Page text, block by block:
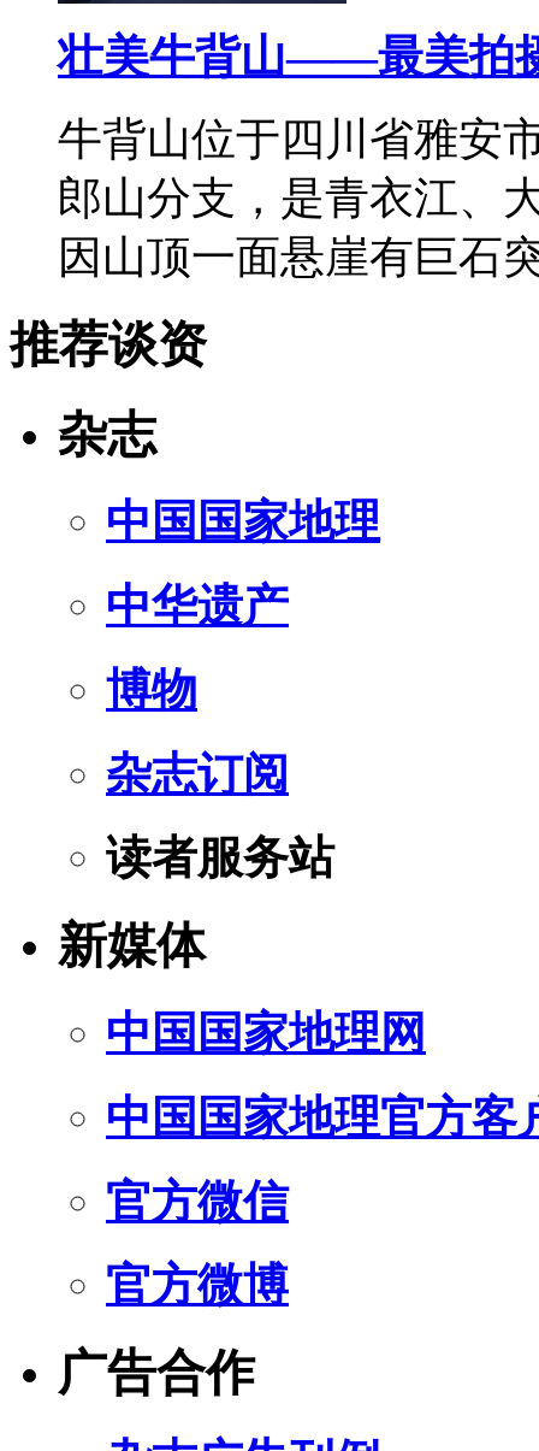
壮美牛背山——最美拍
牛背山位于四川省雅安
郎山分支，是青衣江、
因山顶一面悬崖有巨
推荐谈资
杂志
中国国家地理
中华遗产
博物
杂志订阅
读者服务站
新媒体
中国国家地理网
中国国家地理官方客
官方微信
官方微博
广告合作